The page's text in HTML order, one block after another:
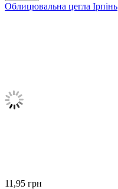
Облицювальна цегла Ірпінь
11,95 грн